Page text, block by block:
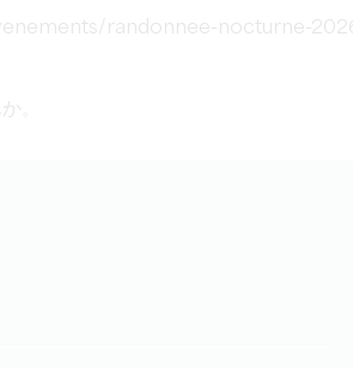
randonnee-nocturne-
。